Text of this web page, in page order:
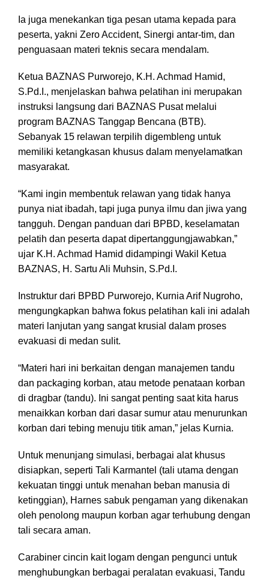
Ia juga menekankan tiga pesan utama kepada para
peserta, yakni Zero Accident, Sinergi antar-tim, dan
penguasaan materi teknis secara mendalam.
Ketua BAZNAS Purworejo, K.H. Achmad Hamid,
S.Pd.I., menjelaskan bahwa pelatihan ini merupakan
instruksi langsung dari BAZNAS Pusat melalui
program BAZNAS Tanggap Bencana (BTB).
Sebanyak 15 relawan terpilih digembleng untuk
memiliki ketangkasan khusus dalam menyelamatkan
masyarakat.
“Kami ingin membentuk relawan yang tidak hanya
punya niat ibadah, tapi juga punya ilmu dan jiwa yang
tangguh. Dengan panduan dari BPBD, keselamatan
pelatih dan peserta dapat dipertanggungjawabkan,”
ujar K.H. Achmad Hamid didampingi Wakil Ketua
BAZNAS, H. Sartu Ali Muhsin, S.Pd.I.
Instruktur dari BPBD Purworejo, Kurnia Arif Nugroho,
mengungkapkan bahwa fokus pelatihan kali ini adalah
materi lanjutan yang sangat krusial dalam proses
evakuasi di medan sulit.
“Materi hari ini berkaitan dengan manajemen tandu
dan packaging korban, atau metode penataan korban
di dragbar (tandu). Ini sangat penting saat kita harus
menaikkan korban dari dasar sumur atau menurunkan
korban dari tebing menuju titik aman,” jelas Kurnia.
Untuk menunjang simulasi, berbagai alat khusus
disiapkan, seperti Tali Karmantel (tali utama dengan
kekuatan tinggi untuk menahan beban manusia di
ketinggian), Harnes sabuk pengaman yang dikenakan
oleh penolong maupun korban agar terhubung dengan
tali secara aman.
Carabiner cincin kait logam dengan pengunci untuk
menghubungkan berbagai peralatan evakuasi, Tandu